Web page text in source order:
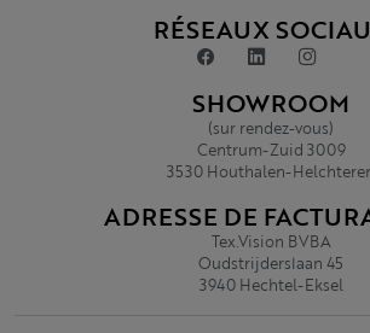
RÉSEAUX
SHOWROOM
(sur rendez-vous)
Centrum-Zuid 3009
3530 Houthalen-
ADRESSE DE
Tex.Vision BVBA
Oudstrijderslaan 45
3940 Hechtel-Eksel